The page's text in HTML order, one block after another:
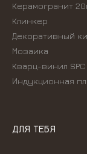
Керамогранит
Клинкер
Декоративный
Мозаика
Кварц-винил SPC
Индукционная
ДЛЯ ТЕБЯ